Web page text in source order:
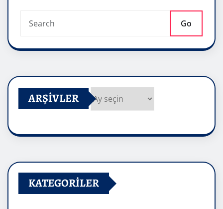
Go
ARŞIVLER
KATEGORILER